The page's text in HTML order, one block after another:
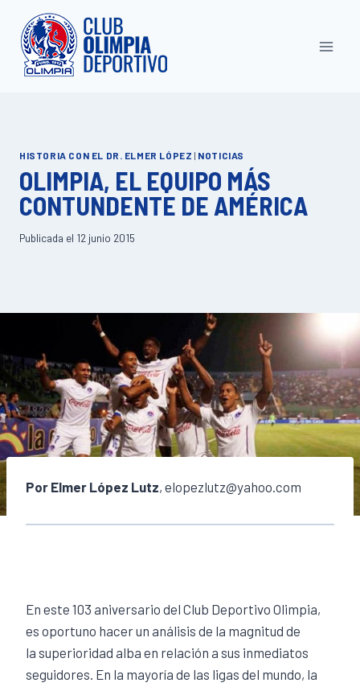
contenido
HISTORIA CON EL DR. ELMER LÓPEZ | NOTICIAS
OLIMPIA, EL EQUIPO MÁS
CONTUNDENTE DE AMÉRICA
Publicada el 12 junio 2015
Por Elmer López Lutz, elopezlutz@yahoo.com
En este 103 aniversario del Club Deportivo Olimpia,
es oportuno hacer un análisis de la magnitud de
la superioridad alba en relación a sus inmediatos
seguidores. En la mayoría de las ligas del mundo, la